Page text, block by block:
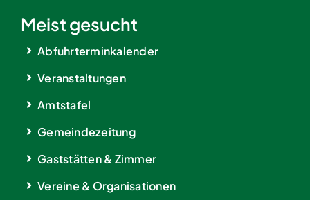
Meist gesucht
Abfuhrterminkalender
Veranstaltungen
Amtstafel
Gemeindezeitung
Gaststätten & Zimmer
Vereine & Organisationen